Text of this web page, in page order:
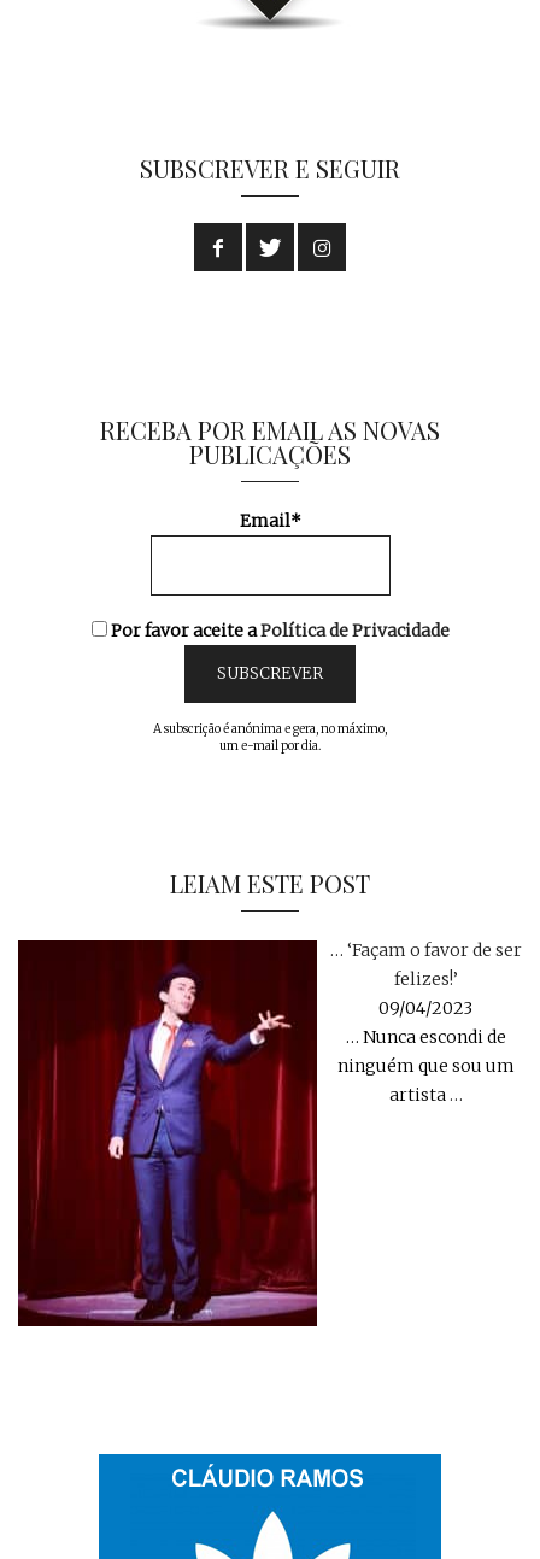
SUBSCREVER E SEGUIR
RECEBA POR EMAIL AS NOVAS
PUBLICAÇÕES
Email*
Por favor aceite aPolítica de Privacidade
A subscrição é anónima e gera, no máximo,
um e-mail por dia.
LEIAM ESTE POST
… ‘Façam o favor de ser
felizes!’
09/04/2023
… Nunca escondi de
ninguém que sou um
artista…